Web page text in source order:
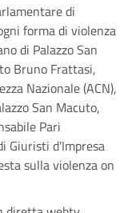
di
forma di violenza
di Palazzo San
Bruno Frattasi,
Nazionale (ACN),
San Macuto,
Pari
Giuristi d'Impresa
sulla violenza on